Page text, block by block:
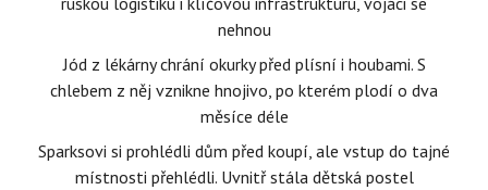
nehnou
Jód z lékárny chrání okurky před plísní i houbami. S
chlebem z něj vznikne hnojivo, po kterém plodí o dva
měsíce déle
Sparksovi si prohlédli dům před koupí, ale vstup do tajné
místnosti přehlédli. Uvnitř stála dětská postel